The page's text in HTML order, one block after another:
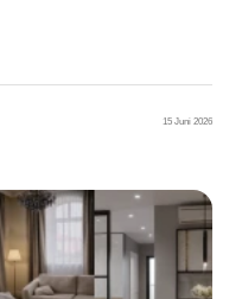
15 Juni 2026